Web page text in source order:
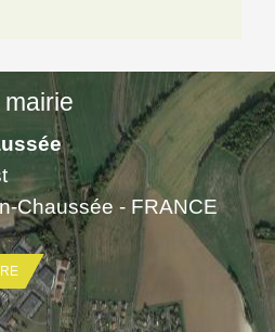
Chaussée - FRANCE